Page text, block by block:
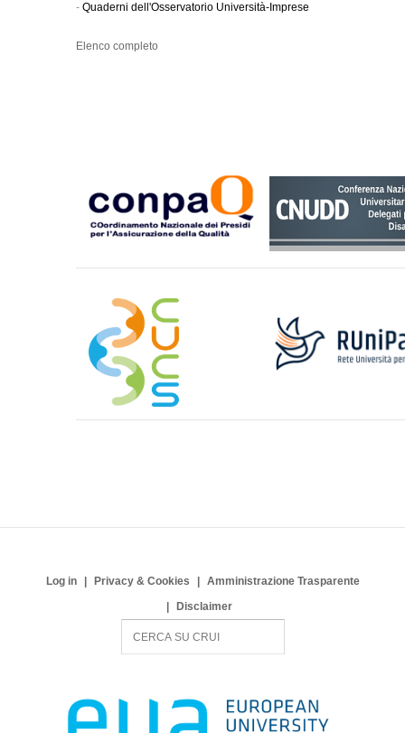
- Quaderni dell'Osservatorio Università-Imprese
Elenco completo
Log in Privacy & Cookies
Amministrazione Trasparente
Disclaimer
c